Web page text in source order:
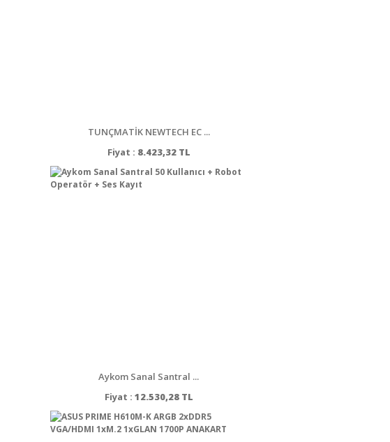
TUNÇMATİK NEWTECH EC ...
Fiyat : 8.423,32 TL
Aykom Sanal Santral ...
Fiyat : 12.530,28 TL